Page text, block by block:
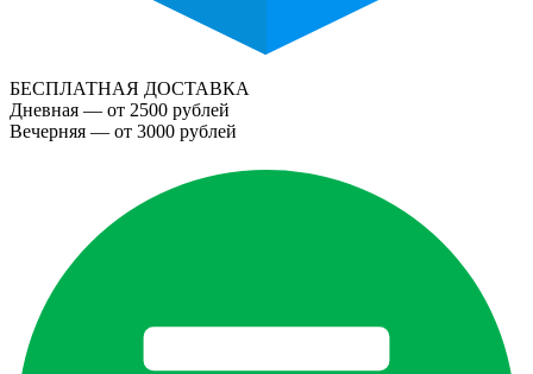
БЕСПЛАТНАЯ ДОСТАВКА
Дневная — от 2500 рублей
Вечерняя — от 3000 рублей